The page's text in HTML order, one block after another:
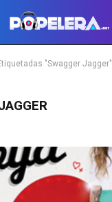
"Swagger Jagger"